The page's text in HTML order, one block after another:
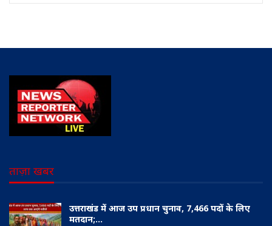
ताज़ा खबर
उत्तराखंड में आज उप प्रधान चुनाव, 7,466 पदों के लिए
मतदान;…